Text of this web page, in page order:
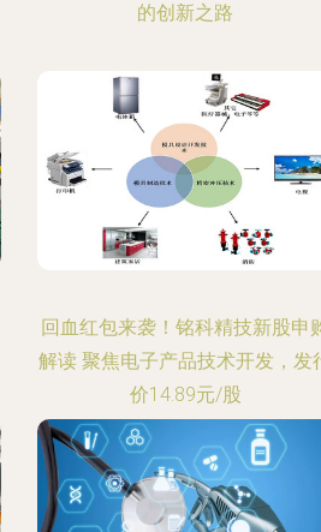
的创新之路
回血红包来袭！铭科精技新股申
解读 聚焦电子产品技术开发，发
价14.89元/股